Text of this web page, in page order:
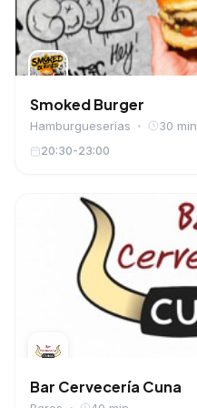
Smoked Burger
Hamburgueserías 30 min
20:30-23:00
Bar Cervecería Cuna